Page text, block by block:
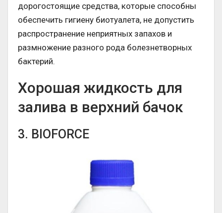
дорогостоящие средства, которые способны
обеспечить гигиену биотуалета, не допустить
распространение неприятных запахов и
размножение разного рода болезнетворных
бактерий.
Хорошая жидкость для
залива в верхний бачок
3. BIOFORCE